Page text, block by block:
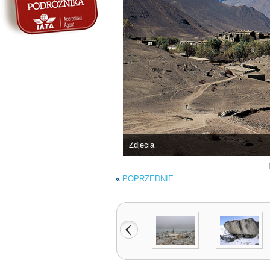
Zdjęcia
« POPRZEDNIE